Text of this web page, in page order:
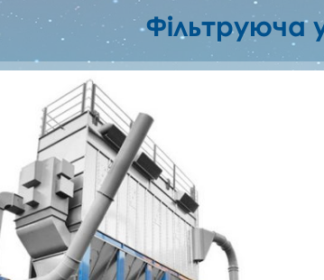
Фільтруюча